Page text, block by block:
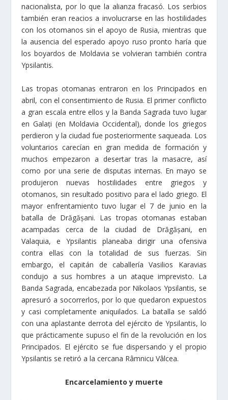
nacionalista, por lo que la alianza fracasó. Los serbios
también eran reacios a involucrarse en las hostilidades
con los otomanos sin el apoyo de Rusia, mientras que
la ausencia del esperado apoyo ruso pronto haría que
los boyardos de Moldavia se volvieran también contra
Ypsilantis.
Las tropas otomanas entraron en los Principados en
abril, con el consentimiento de Rusia. El primer conflicto
a gran escala entre ellos y la Banda Sagrada tuvo lugar
en Galați (en Moldavia Occidental), donde los griegos
perdieron y la ciudad fue posteriormente saqueada. Los
voluntarios carecían en gran medida de formación y
muchos empezaron a desertar tras la masacre, así
como por una serie de disputas internas. En mayo se
produjeron nuevas hostilidades entre griegos y
otomanos, sin resultado positivo para el lado griego. El
mayor enfrentamiento tuvo lugar el 7 de junio en la
batalla de Drăgășani. Las tropas otomanas estaban
acampadas cerca de la ciudad de Drăgășani, en
Valaquia, e Ypsilantis planeaba dirigir una ofensiva
contra ellas con la totalidad de sus fuerzas. Sin
embargo, el capitán de caballería Vasilios Karavias
condujo a sus hombres a un ataque imprevisto. La
Banda Sagrada, encabezada por Nikolaos Ypsilantis, se
apresuró a socorrerlos, por lo que quedaron expuestos
y casi completamente aniquilados. La batalla se saldó
con una aplastante derrota del ejército de Ypsilantis, lo
que prácticamente supuso el fin de la revolución en los
Principados. El ejército se fue dispersando y el propio
Ypsilantis se retiró a la cercana Râmnicu Vâlcea.
Encarcelamiento y muerte